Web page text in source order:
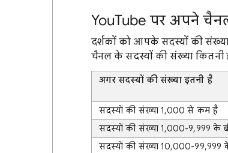
YouTube पर अपने
दर्शकों को आपके सदस्यों की
चैनल के सदस्यों की संख्या कितनी
अगर सदस्यों की संख्या इतनी है
सदस्यों की संख्या 1,000 से कम है
सदस्यों की संख्या 1,000-9,999 के
सदस्यों की संख्या 10,000-99,999